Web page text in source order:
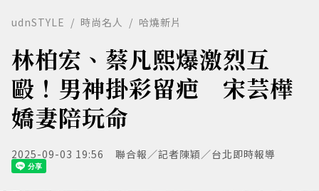
udnSTYLE 時尚名人 哈燒新片
林柏宏、蔡凡熙爆激烈互
毆！男神掛彩留疤 宋芸樺
嬌妻陪玩命
2025-09-03 19:56 聯合報／記者陳穎／台北即時報導